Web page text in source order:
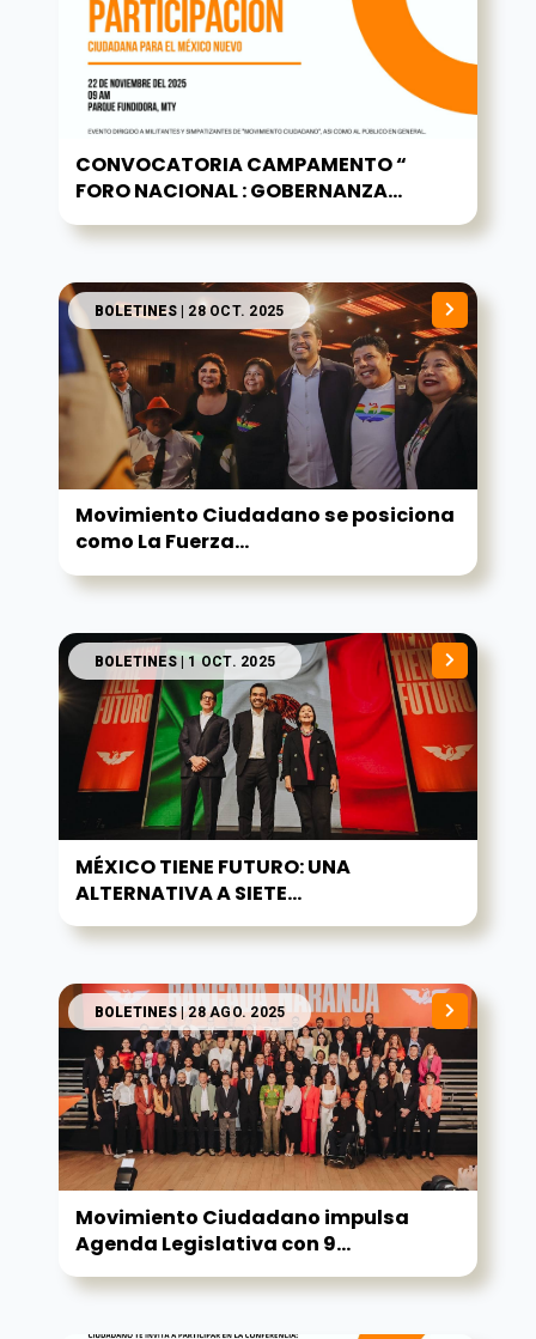
CONVOCATORIA CAMPAMENTO “
FORO NACIONAL : GOBERNANZA...
BOLETINES| 28 OCT. 2025
Movimiento Ciudadano se posiciona
como La Fuerza...
BOLETINES| 1 OCT. 2025
MÉXICO TIENE FUTURO: UNA
ALTERNATIVA A SIETE...
BOLETINES| 28 AGO. 2025
Movimiento Ciudadano impulsa
Agenda Legislativa con 9...